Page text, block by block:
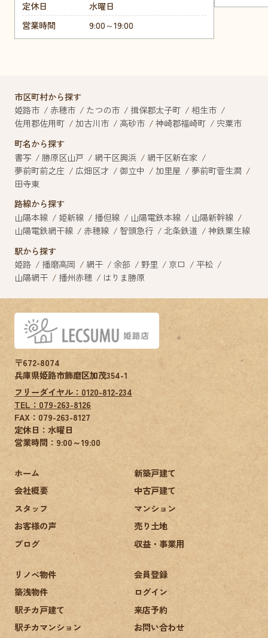
定休日
水曜日
営業時間
9:00～19:00
市区町村から探す
姫路市
赤穂市 たつの市 揖保郡太子町
相生市
佐用郡佐用町
加古川市 高砂市 神崎郡福崎町
宍粟市
町名から探す
書写
勝原区山戸 網干区興浜
網干区新在家
夢前町前之庄
広畑区才 御立中 加里屋
夢前町菅生澗
田寺東
路線から探す
山陽本線
姫新線 播但線 山陽電鉄本線
山陽新幹線
山陽電鉄網干線
赤穂線 智頭急行 北条鉄道
神鉄粟生線
駅から探す
姫路
播磨高岡 網干 余部 野里 京口
平松
山陽網干
播州赤穂 はりま勝原
〒672-8074
兵庫県姫路市飾磨区加茂354-1
フリーダイヤル：0120-812-234
TEL：079-263-8126
FAX： 079-263-8127
定休日：水曜日
営業時間：9:00～19:00
ホーム
会社概要
スタッフ
お客様の声
ブログ
新築戸建て
中古戸建て
マンション
売り土地
収益・事業用
リノベ物件
築浅物件
駅チカ戸建て
駅チカマンション
会員登録
ログイン
来店予約
お問い合わせ